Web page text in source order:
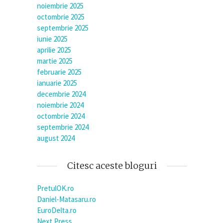
noiembrie 2025
octombrie 2025
septembrie 2025
iunie 2025
aprilie 2025
martie 2025
februarie 2025
ianuarie 2025
decembrie 2024
noiembrie 2024
octombrie 2024
septembrie 2024
august 2024
Citesc aceste bloguri
PretulOK.ro
Daniel-Matasaru.ro
EuroDelta.ro